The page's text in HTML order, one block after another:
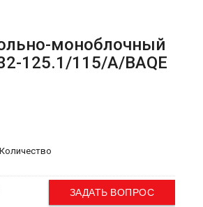
моноблочный
125.1/115/A/BAQE
Количество
ЗАДАТЬ ВОПРОС